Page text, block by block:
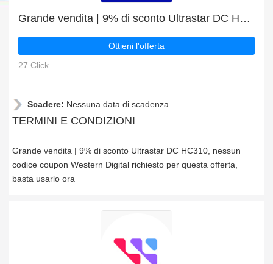
Grande vendita | 9% di sconto Ultrastar DC HC310
Ottieni l'offerta
27 Click
Scadere: Nessuna data di scadenza
TERMINI E CONDIZIONI
Grande vendita | 9% di sconto Ultrastar DC HC310, nessun
codice coupon Western Digital richiesto per questa offerta,
basta usarlo ora